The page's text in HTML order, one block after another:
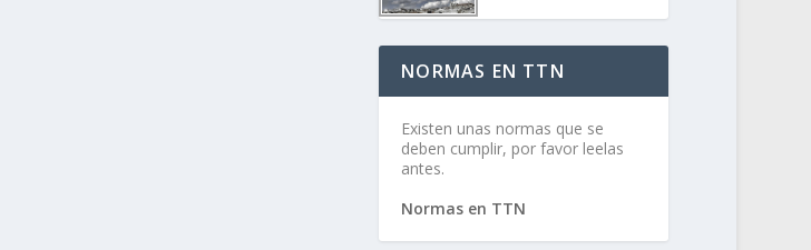
NORMAS EN TTN
Existen unas normas que se
deben cumplir, por favor leelas
antes.
Normas en TTN